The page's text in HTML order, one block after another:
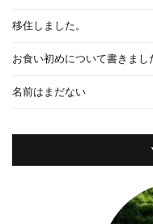
移住しました。
お食い初めについて書きま
名前はまだない